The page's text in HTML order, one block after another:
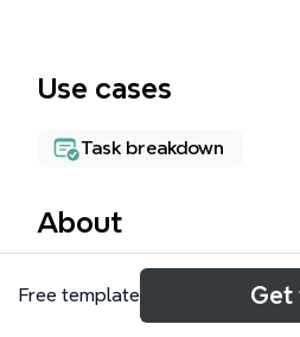
Use cases
Task breakdown
About
Этот краткий расчет
предназначен для
Free template Get